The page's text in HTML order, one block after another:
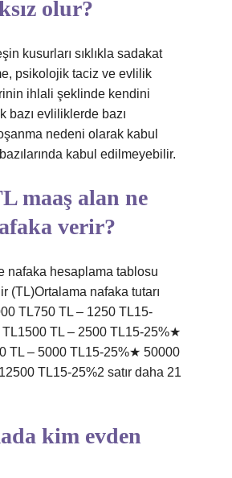
olur?
kusurları sıklıkla sadakat
psikolojik taciz ve evlilik
ihlali şeklinde kendini
bazı evliliklerde bazı
nedeni olarak kabul
kabul edilmeyebilir.
maaş alan ne
verir?
nafaka hesaplama tablosu
(TL)Ortalama nafaka tutarı
TL750 TL – 1250 TL15-
TL – 2500 TL15-25%★
TL – 5000 TL15-25%★ 50000
TL15-25%2 satır daha 21
kim evden